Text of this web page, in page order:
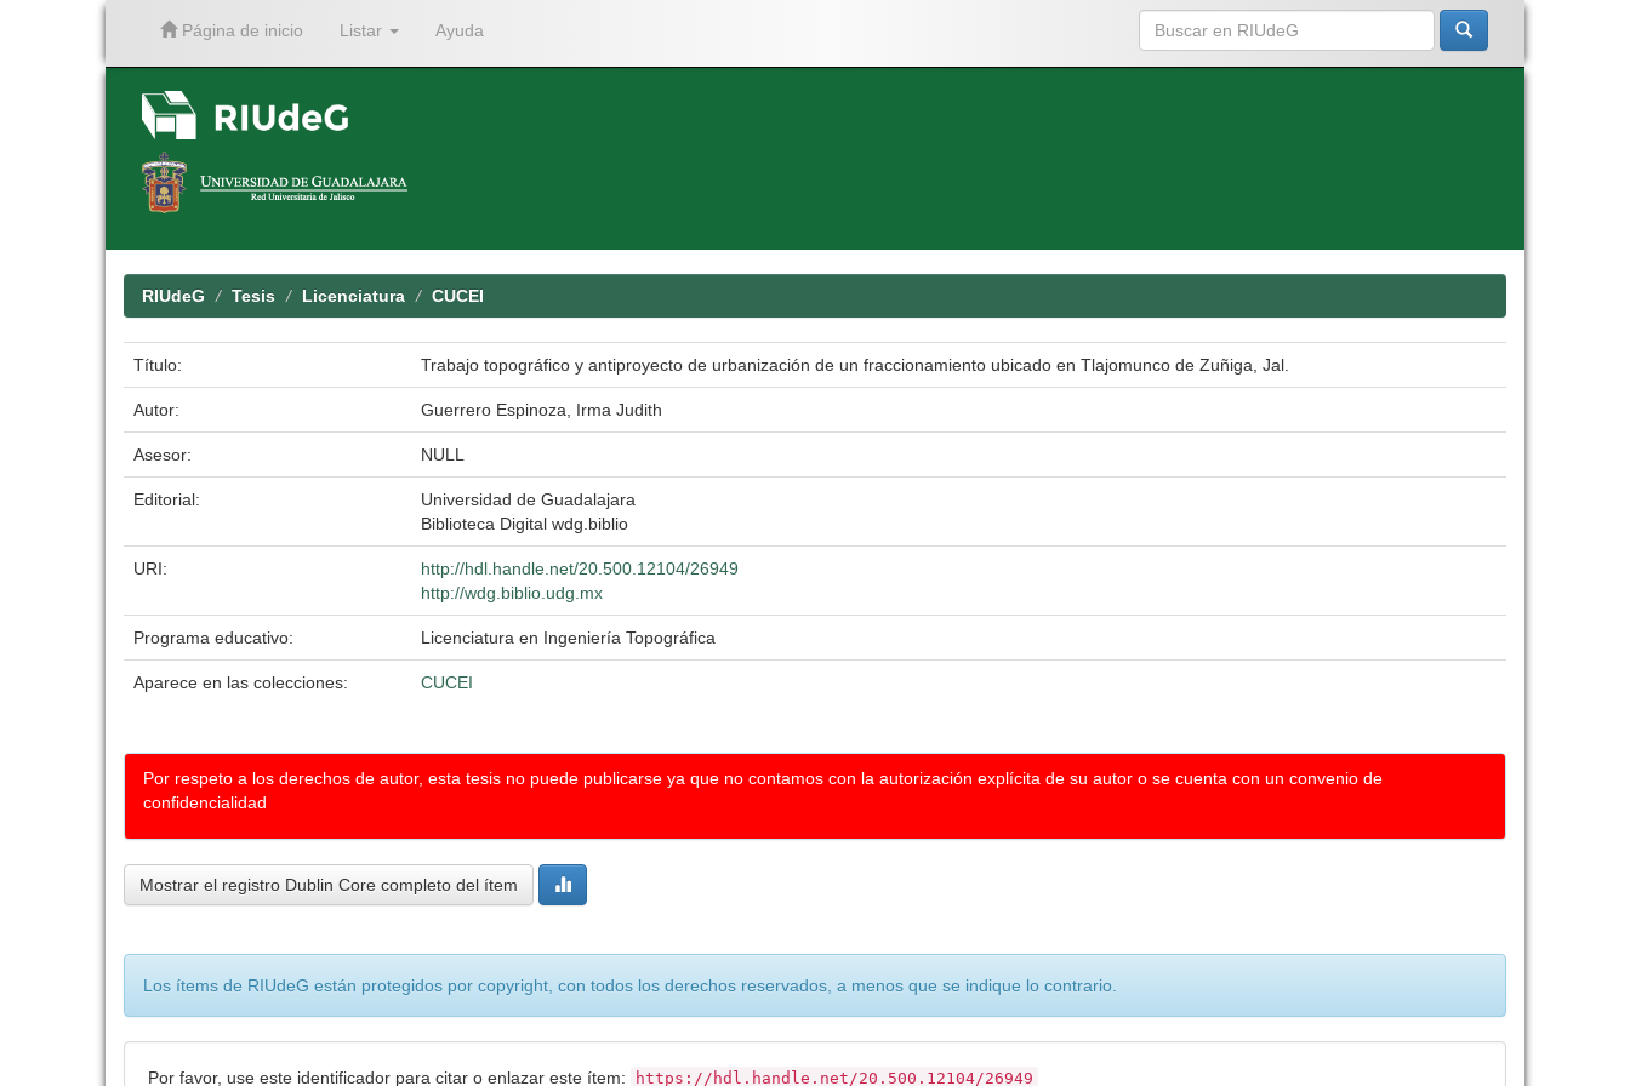
Página de inicio Listar Ayuda
RIUdeG Tesis Licenciatura CUCEI
Título: Trabajo topográfico y antiproyecto de urbanización de un fraccionamiento ubicado en Tlajomunco de Zuñiga, Jal.
Autor: Guerrero Espinoza, Irma Judith
Asesor: NULL
Editorial:
Universidad de Guadalajara
Biblioteca Digital wdg.biblio
URI:
http://hdl.handle.net/20.500.12104/26949
http://wdg.biblio.udg.mx
Programa educativo: Licenciatura en Ingeniería Topográfica
Aparece en las colecciones: CUCEI
Por respeto a los derechos de autor, esta tesis no puede publicarse ya que no contamos con la autorización explícita de su autor o se cuenta con un convenio de
confidencialidad
Mostrar el registro Dublin Core completo del ítem
Los ítems de RIUdeG están protegidos por copyright, con todos los derechos reservados, a menos que se indique lo contrario.
Por favor, use este identificador para citar o enlazar este ítem: https://hdl.handle.net/20.500.12104/26949